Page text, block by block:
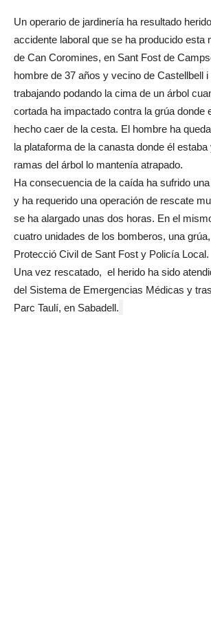
Un operario de jardinería ha resultado
accidente laboral que se ha producido esta
de Can Coromines, en Sant Fost de
hombre de 37 años y vecino de Castellbell
trabajando podando la cima de un árbol
cortada ha impactado contra la grúa donde
hecho caer de la cesta. El hombre ha
la plataforma de la canasta donde él estaba
ramas del árbol lo mantenía atrapado.
Ha consecuencia de la caída ha sufrido
y ha requerido una operación de rescate
se ha alargado unas dos horas. En el
cuatro unidades de los bomberos, una
Protecció Civil de Sant Fost y Policía Local.
Una vez rescatado, el herido ha sido
del Sistema de Emergencias Médicas y
Parc Taulí, en Sabadell.